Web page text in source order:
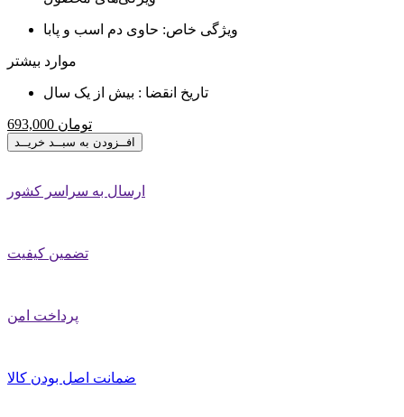
ویژگی خاص: حاوی دم اسب و پابا
موارد بیشتر
تاریخ انقضا : بیش از یک سال
693,000 تومان
افــزودن به سبــد خریــد
ارسال به سراسر کشور
تضمین کیفیت
پرداخت امن
ضمانت اصل بودن کالا